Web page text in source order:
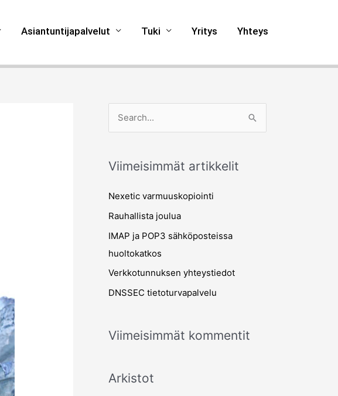
Asiantuntijapalvelut Tuki Yritys Yhteys
r
c
o
r
Viimeisimmät artikkelit
Nexetic varmuuskopiointi
Rauhallista joulua
IMAP ja POP3 sähköposteissa
huoltokatkos
Verkkotunnuksen yhteystiedot
DNSSEC tietoturvapalvelu
Viimeisimmät kommentit
Arkistot